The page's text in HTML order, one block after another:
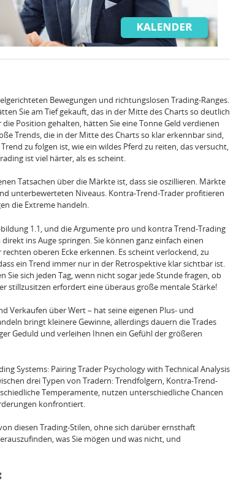
Bewegungen und richtungslosen Trading-Ranges.
Sie am Tief gekauft, das in der Mitte des Charts so deutlich
Position gehalten, hätten Sie eine Tonne Geld verdienen
Trends, die in der Mitte des Charts so klar erkennbar sind,
zu folgen ist, wie ein wildes Pferd zu reiten, das versucht,
ist viel härter, als es scheint.
Tatsachen über die Märkte ist, dass sie oszillieren. Märkte
unterbewerteten Niveaus. Kontra-Trend-Trader profitieren
die Extreme handeln.
1.1, und die Argumente pro und kontra Trend-Trading
ins Auge springen. Sie können ganz einfach einen
oberen Ecke erkennen. Es scheint verlockend, zu
ein Trend immer nur in der Retrospektive klar sichtbar ist.
Sie sich jeden Tag, wenn nicht sogar jede Stunde fragen, ob
stillzusitzen erfordert eine überaus große mentale Stärke!
Verkaufen über Wert – hat seine eigenen Plus- und
bringt kleinere Gewinne, allerdings dauern die Trades
Geduld und verleihen Ihnen ein Gefühl der größeren
Systems: Pairing Trader Psychology with Technical Analysis
drei Typen von Tradern: Trendfolgern, Kontra-Trend-
Temperamente, nutzen unterschiedliche Chancen
konfrontiert.
diesen Trading-Stilen, ohne sich darüber ernsthaft
was Sie mögen und was nicht, und